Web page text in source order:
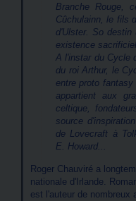
Branche Rouge,
Cûchulainn, le fils
d'Ulster. So destin
existence
A l'instar du Cycle
du roi Arthur, le
entre proto fantasy
appartient aux
celtique,
source
de Lovecraft à
E. Howard...
Roger Chauviré a
nationale d'Irlande.
est l'auteur de nombreux